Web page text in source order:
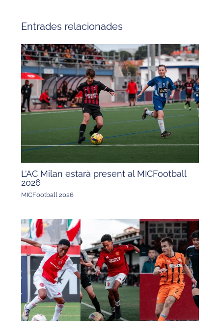
Entrades relacionades
L’AC Milan estarà present al MICFootball
2026
MICFootball 2026